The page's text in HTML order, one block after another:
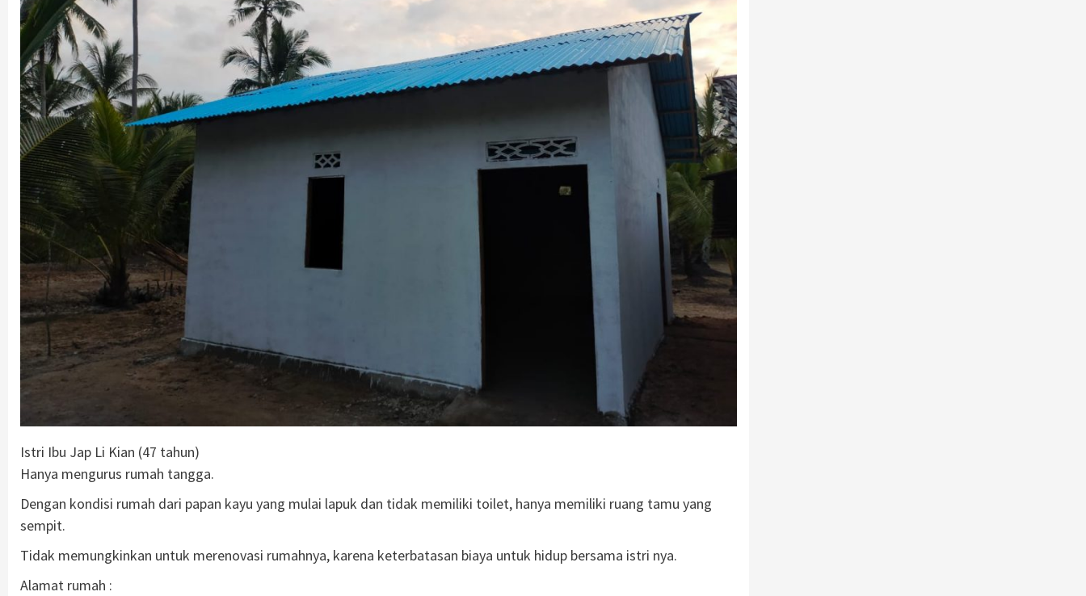
Istri Ibu Jap Li Kian (47 tahun)
Hanya mengurus rumah tangga.
Dengan kondisi rumah dari papan kayu yang mulai lapuk dan tidak memiliki toilet, hanya memiliki ruang tamu yang
sempit.
Tidak memungkinkan untuk merenovasi rumahnya, karena keterbatasan biaya untuk hidup bersama istri nya.
Alamat rumah :